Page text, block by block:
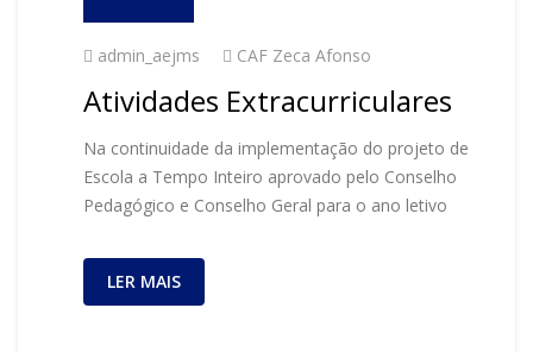
admin_aejms CAF Zeca Afonso
Atividades Extracurriculares
Na continuidade da implementação do projeto de
Escola a Tempo Inteiro aprovado pelo Conselho
Pedagógico e Conselho Geral para o ano letivo
LER MAIS